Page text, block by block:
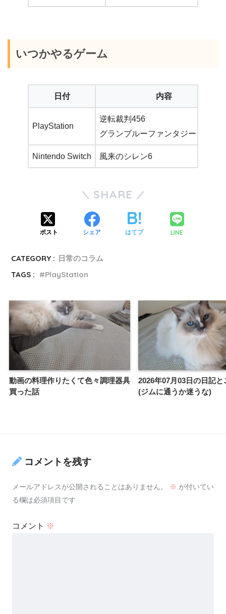
いつかやるゲーム
日付 内容
PlayStation
逆転裁判456
グランブルーファンタジーリリン
Nintendo Switch 風来のシレン6
SHARE
ポスト シェア はてブ LINE
CATEGORY : 日常のコラム
TAGS :
PlayStation
動画の料理作りたくて色々調理器具
買った話
2026年07月03日の日記と
(ジムに通うか迷うな)
コメントを残す
メールアドレスが公開されることはありません。 ※ が付いてい
る欄は必須項目です
コメント ※